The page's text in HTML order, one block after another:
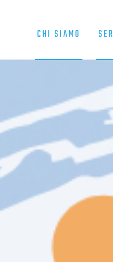
CHI SIAMO